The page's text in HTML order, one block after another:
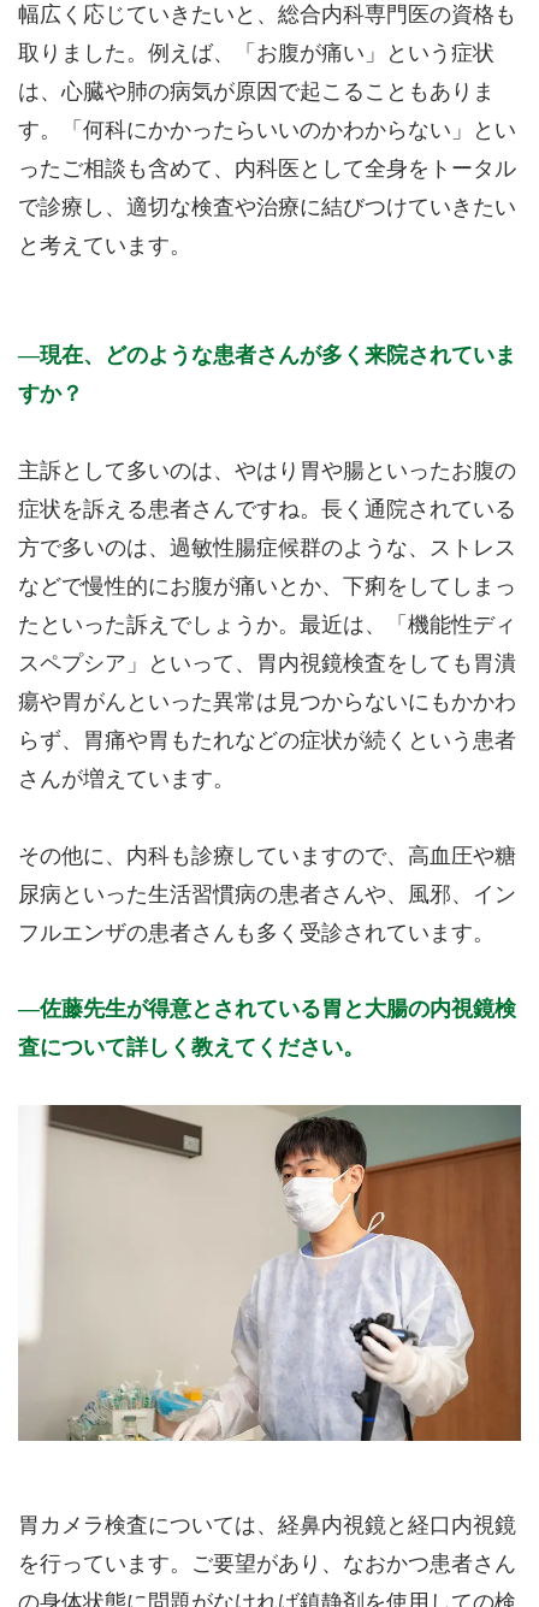
幅広く応じていきたいと、総合内科専門医の資格も
取りました。例えば、「お腹が痛い」という症状
は、心臓や肺の病気が原因で起こることもありま
す。「何科にかかったらいいのかわからない」とい
ったご相談も含めて、内科医として全身をトータル
で診療し、適切な検査や治療に結びつけていきたい
と考えています。
現在、どのような患者さんが多く来院されていま
すか？
主訴として多いのは、やはり胃や腸といったお腹の
症状を訴える患者さんですね。長く通院されている
方で多いのは、過敏性腸症候群のような、ストレス
などで慢性的にお腹が痛いとか、下痢をしてしまっ
たといった訴えでしょうか。最近は、「機能性ディ
スペプシア」といって、胃内視鏡検査をしても胃潰
瘍や胃がんといった異常は見つからないにもかかわ
らず、胃痛や胃もたれなどの症状が続くという患者
さんが増えています。
その他に、内科も診療していますので、高血圧や糖
尿病といった生活習慣病の患者さんや、風邪、イン
フルエンザの患者さんも多く受診されています。
佐藤先生が得意とされている胃と大腸の内視鏡検
査について詳しく教えてください。
胃カメラ検査については、経鼻内視鏡と経口内視鏡
を行っています。ご要望があり、なおかつ患者さん
の身体状態に問題がなければ鎮静剤を使用しての検